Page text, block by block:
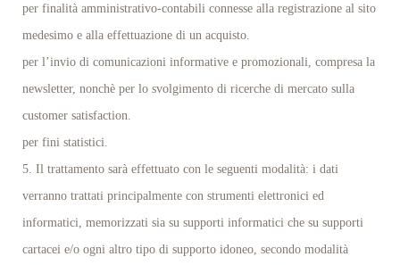
per finalità amministrativo-contabili connesse alla registrazione al sito
medesimo e alla effettuazione di un acquisto.
per l’invio di comunicazioni informative e promozionali, compresa la
newsletter, nonchè per lo svolgimento di ricerche di mercato sulla
customer satisfaction.
per fini statistici.
5. Il trattamento sarà effettuato con le seguenti modalità: i dati
verranno trattati principalmente con strumenti elettronici ed
informatici, memorizzati sia su supporti informatici che su supporti
cartacei e/o ogni altro tipo di supporto idoneo, secondo modalità